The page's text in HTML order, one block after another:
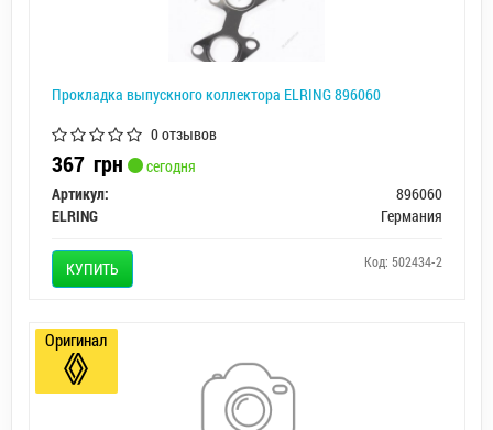
Прокладка выпускного коллектора ELRING 896060
0 отзывов
367 грн
сегодня
Артикул:
896060
ELRING
Германия
КУПИТЬ Код: 502434-2
Оригинал